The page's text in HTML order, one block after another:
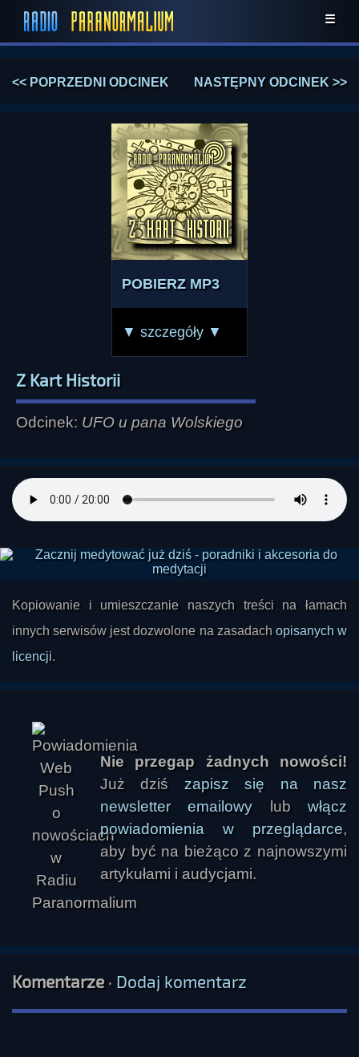
☰
<< POPRZEDNI ODCINEK NASTĘPNY ODCINEK >>
POBIERZ MP3
▼ szczegóły ▼
Z Kart Historii
Odcinek: UFO u pana Wolskiego
Kopiowanie i umieszczanie naszych treści na łamach
innych serwisów jest dozwolone na zasadach opisanych w
licencji.
Nie przegap żadnych nowości!
Już dziś zapisz się na nasz
newsletter emailowy lubwłącz
powiadomienia w przeglądarce,
aby być na bieżąco z najnowszymi
artykułami i audycjami.
Komentarze· Dodaj komentarz